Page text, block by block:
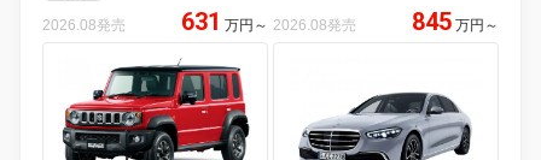
2026.08発売 631 万円 ～ 2026.08発売 845 万円 ～